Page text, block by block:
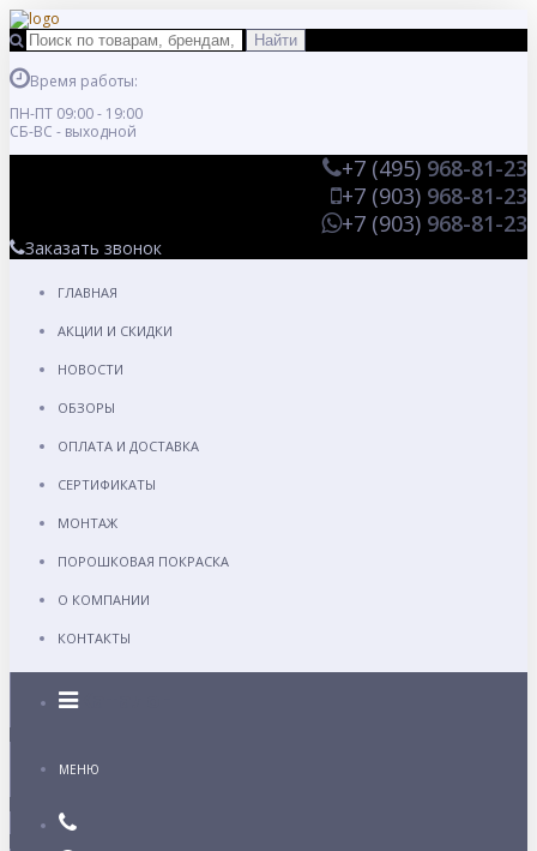
Время работы:
ПН-ПТ 09:00 - 19:00
СБ-ВС - выходной
+7 (495) 968-81-23
+7 (903) 968-81-23
+7 (903) 968-81-23
Заказать звонок
ГЛАВНАЯ
АКЦИИ И СКИДКИ
НОВОСТИ
ОБЗОРЫ
ОПЛАТА И ДОСТАВКА
СЕРТИФИКАТЫ
МОНТАЖ
ПОРОШКОВАЯ ПОКРАСКА
О КОМПАНИИ
КОНТАКТЫ
Каталог
МЕНЮ